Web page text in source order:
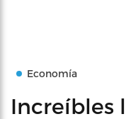
Economía
Increíbles